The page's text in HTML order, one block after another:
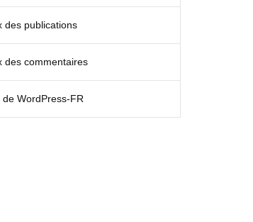
des publications
des commentaires
de WordPress-FR